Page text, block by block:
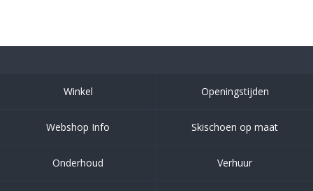
Winkel Openingstijden
Webshop Info Skischoen op maat
Onderhoud Verhuur